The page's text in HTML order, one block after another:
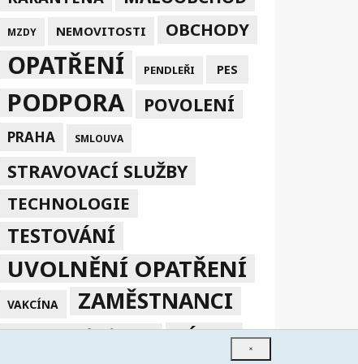
MZDY NEMOVITOSTI OBCHODY
OPATŘENÍ PENDLEŘI PES
PODPORA POVOLENÍ
PRAHA SMLOUVA
STRAVOVACÍ SLUŽBY
TECHNOLOGIE
TESTOVÁNÍ
UVOLNĚNÍ OPATŘENÍ
VAKCÍNA ZAMĚSTNANCI
ZÁKAZ
×